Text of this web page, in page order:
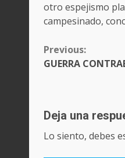
otro espejismo
campesinado,
CONTINUE
READING
Previous:
GUERRA
Deja una
Lo siento, debes